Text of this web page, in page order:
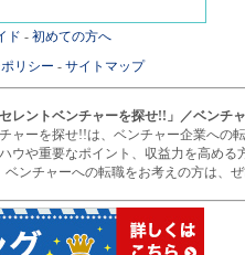
ド - 初めての方へ
リシー - サイトマップ
セレントベンチャーを探せ!!」／ベンチ
ャーを探せ!!は、ベンチャー企業への
ウや重要なポイント、収益力を高める
ンチャーへの転職をお考えの方は、ぜ